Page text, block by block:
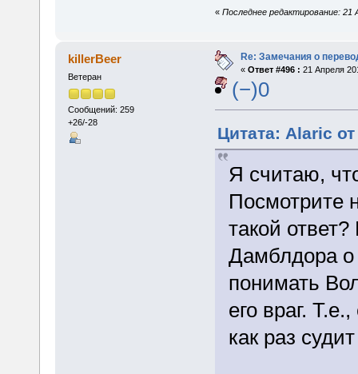
« Последнее редактирование: 21
killerBeer
Ветеран
Сообщений: 259
+26/-28
Re: Замечания о
« Ответ #496 : 21 Апреля
(−)0
Цитата: Alaric
Я считаю,
Посмотрите
такой
Дамблдора о
понимать
его враг.
как раз